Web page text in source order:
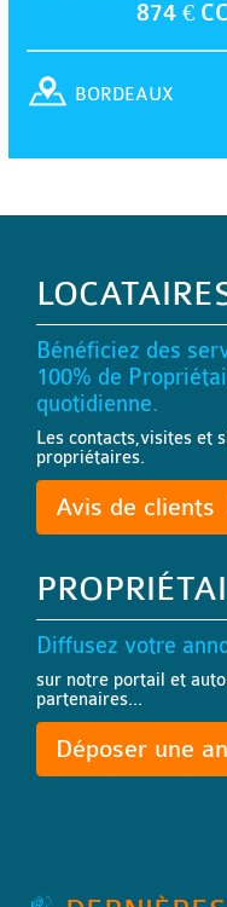
874 € CC
BORDEAUX
Bénéficiez des
100% de
quotidienne.
Les contacts,visites et
propriétaires.
Avis de clients
Diffusez votre
sur notre portail et
partenaires...
Déposer une